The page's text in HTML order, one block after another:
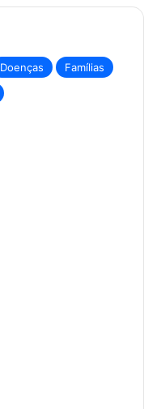
Doenças
Famílias